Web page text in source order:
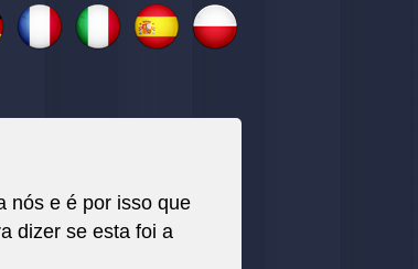
nós e é por isso que
dizer se esta foi a